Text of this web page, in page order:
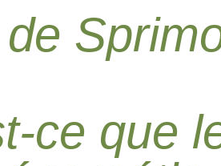
ce que